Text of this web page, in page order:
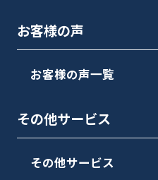
お客様の声
お客様の声一覧
その他サービス
その他サービス